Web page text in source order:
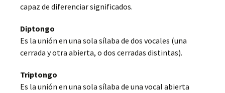
capaz de diferenciar significados.
Diptongo
Es la unión en una sola sílaba de dos vocales (una
cerrada y otra abierta, o dos cerradas distintas).
Triptongo
Es la unión en una sola sílaba de una vocal abierta